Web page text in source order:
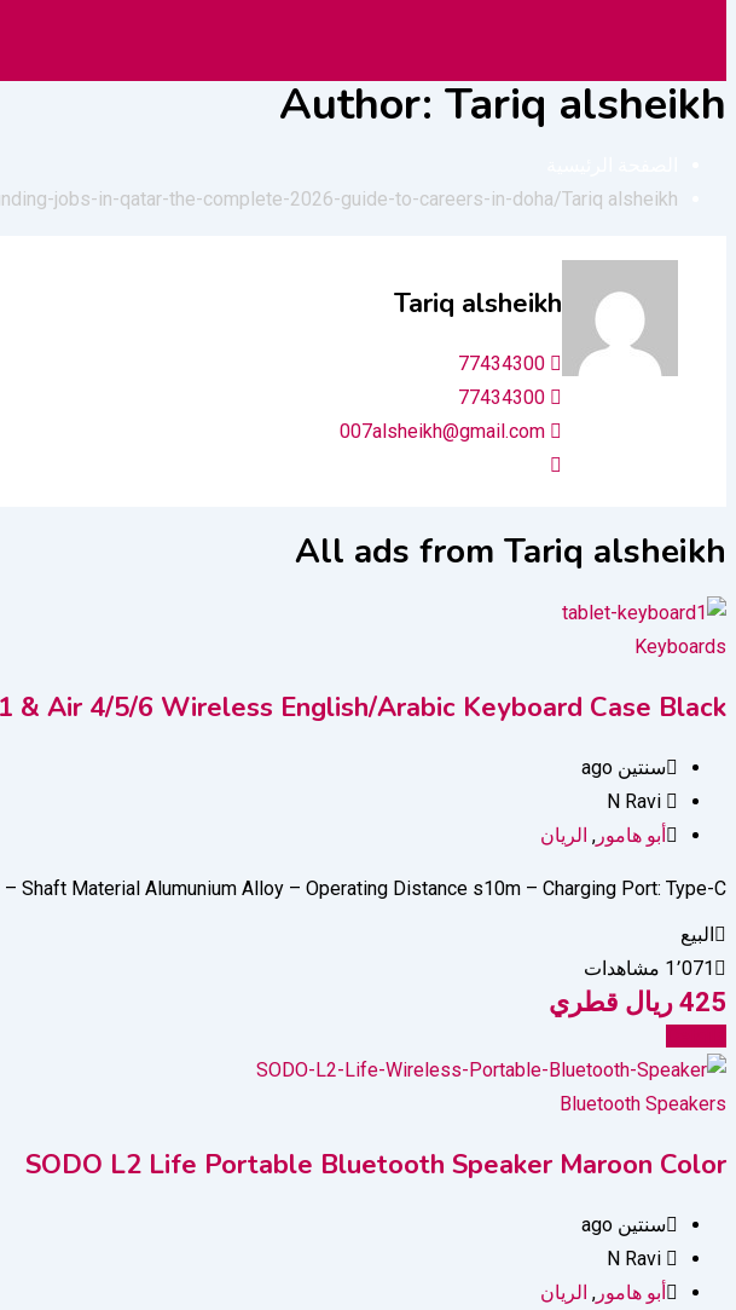
Author: Tariq alsheikh
jobs-in-qatar-the-complete-2026-guide-to-careers-in-doha/Tariq alsheikh
Tariq alsheikh
77434300
77434300
007alsheikh@gmail.com
All ads from Tariq alsheikh
Keyboards
& Air 4/5/6 Wireless English/Arabic Keyboard Case Black
سنتين ago
أبو هامور , الريان
Material Alumunium Alloy – Operating Distance s10m – Charging Port: Type-C –…
البيع
1٬071 مشاهدات
425 ريال قطري
Bluetooth Speakers
SODO L2 Life Portable Bluetooth Speaker Maroon Color
سنتين ago
أبو هامور , الريان